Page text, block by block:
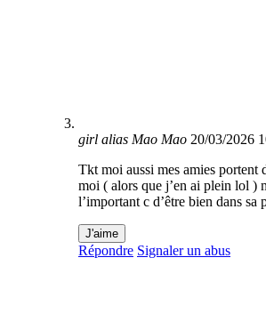
girl alias Mao Mao 20/03/2026
Tkt moi aussi mes amies portent
moi ( alors que j’en ai plein lol )
l’important c d’être bien dans sa
J'aime
Répondre Signaler un abus